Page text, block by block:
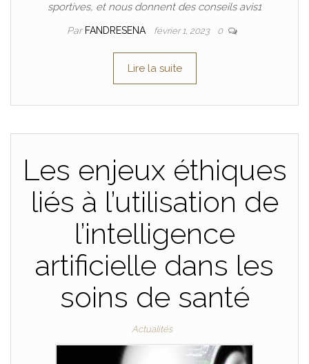
sportives, et nous donnent des conseils avis1
Par FANDRESENA février 1, 2023 0
Lire la suite
Les enjeux éthiques
liés à l’utilisation de
l’intelligence
artificielle dans les
soins de santé
Actualités